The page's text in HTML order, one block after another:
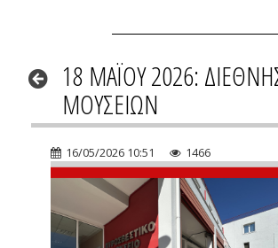
18 ΜΑΪΟΥ 2026:
ΜΟΥΣΕΙΩΝ
16/05/2026 10:51 1466